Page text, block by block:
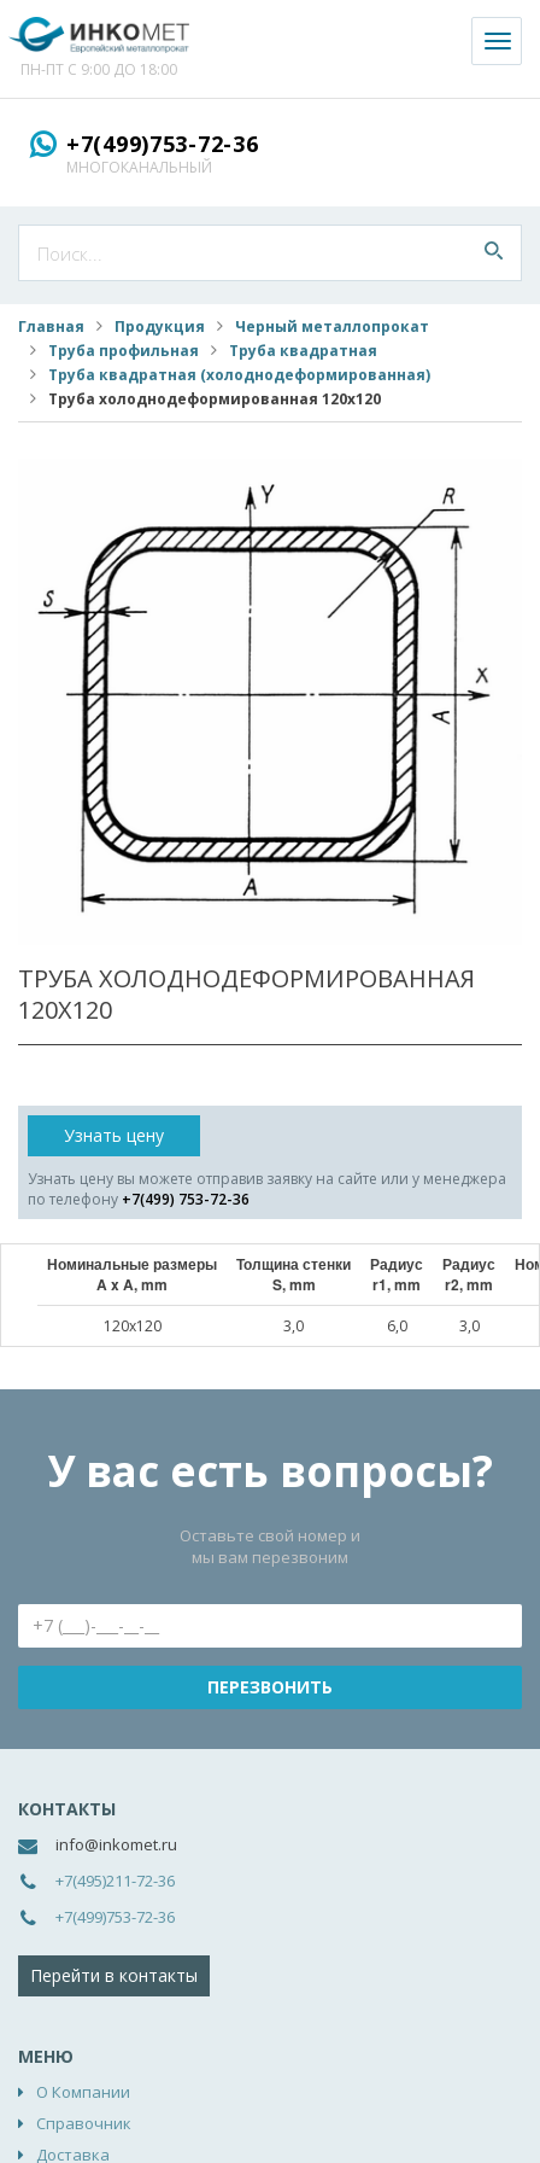
ПН-ПТ С 9:00 ДО 18:00
+7(499)753-72-36
МНОГОКАНАЛЬНЫЙ
Главная Продукция
Черный металлопрокат
Труба профильная
Труба квадратная
Труба квадратная (холоднодеформированная)
Труба холоднодеформированная 120x120
ТРУБА ХОЛОДНОДЕФОРМИРОВАННАЯ
120X120
Узнать цену
Узнать цену вы можете отправив заявку на сайте или у менеджера
по телефону +7(499) 753-72-36
Номинальные размеры
A x A, mm
Толщина стенки
S, mm
Радиус
r1, mm
Радиус
r2, mm
120x120 3,0 6,0 3,0
У вас есть вопросы?
Оставьте свой номер и
мы вам перезвоним
КОНТАКТЫ
info@inkomet.ru
+7(495)211-72-36
+7(499)753-72-36
Перейти в контакты
МЕНЮ
О Компании
Справочник
Доставка